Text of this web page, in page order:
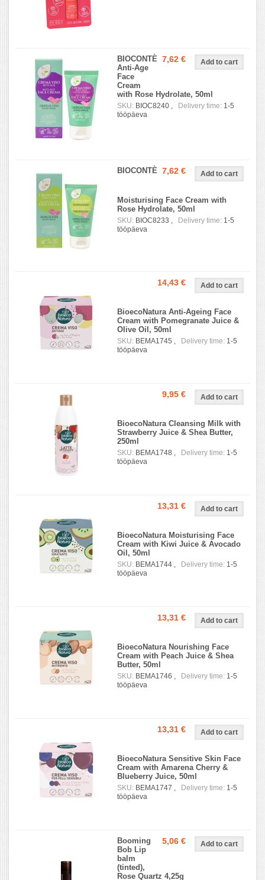
7,62 €
BIOCONTÈ
Anti-Age
Face
Cream
with Rose Hydrolate, 50ml
SKU: BIOC8240 , Delivery time: 1-5
tööpäeva
7,62 €
BIOCONTÈ
Moisturising Face Cream with
Rose Hydrolate, 50ml
SKU: BIOC8233 , Delivery time: 1-5
tööpäeva
14,43 €
BioecoNatura Anti-Ageing Face
Cream with Pomegranate Juice &
Olive Oil, 50ml
SKU: BEMA1745 , Delivery time: 1-5
tööpäeva
9,95 €
BioecoNatura Cleansing Milk with
Strawberry Juice & Shea Butter,
250ml
SKU: BEMA1748 , Delivery time: 1-5
tööpäeva
13,31 €
BioecoNatura Moisturising Face
Cream with Kiwi Juice & Avocado
Oil, 50ml
SKU: BEMA1744 , Delivery time: 1-5
tööpäeva
13,31 €
BioecoNatura Nourishing Face
Cream with Peach Juice & Shea
Butter, 50ml
SKU: BEMA1746 , Delivery time: 1-5
tööpäeva
13,31 €
BioecoNatura Sensitive Skin Face
Cream with Amarena Cherry &
Blueberry Juice, 50ml
SKU: BEMA1747 , Delivery time: 1-5
tööpäeva
5,06 €
Booming
Bob Lip
balm
(tinted),
Rose Quartz 4,25g